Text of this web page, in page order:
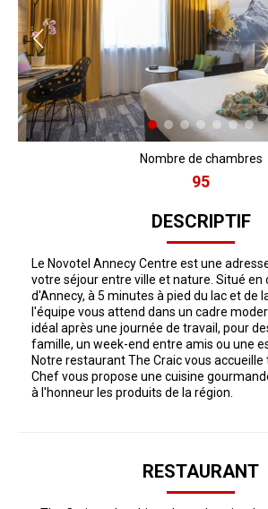
Nombre de chambres
95
DESCRIPTIF
Le Novotel Annecy Centre est une
votre séjour entre ville et nature. Situé en
d'Annecy, à 5 minutes à pied du lac et de
l'équipe vous attend dans un cadre
idéal après une journée de travail, pour
famille, un week-end entre amis ou une
Notre restaurant The Craic vous accueille
Chef vous propose une cuisine
à l'honneur les produits de la région.
RESTAURANT